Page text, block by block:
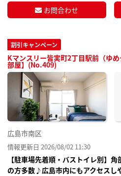
お問合わせ
割引キャンペーン
Kマンスリー皆実町2丁目駅前（ゆ
部屋】(No.409)
広島市南区
情報更新日 2026/08/02 11:30
【駐車場先着順・バストイレ別】
の方多数♪広島市内にもアクセスし